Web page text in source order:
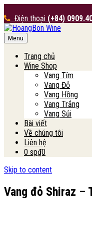
Điện thoại (+84)
HoangBon Wine
Menu
Trang chủ
Wine Shop
Vang Tím
Vang Đỏ
Vang Hồng
Vang Trắng
Vang Sủi
Bài viết
Về chúng tôi
Liên hệ
0 sp₫0
Skip to content
Vang đỏ Shiraz –